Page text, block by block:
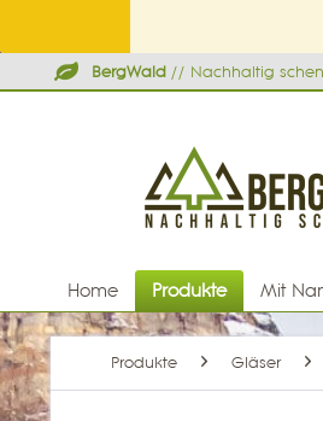
BergWald// Nachhaltig
Home Produkte Mit
Produkte Gläser